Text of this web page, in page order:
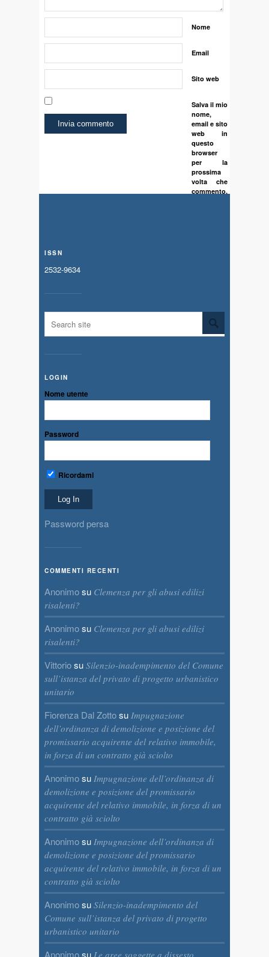
Nome
Email
Sito web
Salva il mio
nome,
email e sito
web in
questo
browser
per la
prossima
volta che
commento.
ISSN
2532-9634
LOGIN
Nome utente
Password
Ricordami
Password persa
COMMENTI RECENTI
Anonimosu Clemenza per gli abusi edilizi
risalenti?
Anonimosu Clemenza per gli abusi edilizi
risalenti?
Vittoriosu Silenzio-inadempimento del Comune
sull’istanza del privato di progetto urbanistico
unitario
Fiorenza Dal Zottosu Impugnazione
dell’ordinanza di demolizione e posizione del
promissario acquirente del relativo immobile,
in forza di un contratto già sciolto
Anonimosu Impugnazione dell’ordinanza di
demolizione e posizione del promissario
acquirente del relativo immobile, in forza di un
contratto già sciolto
Anonimosu Impugnazione dell’ordinanza di
demolizione e posizione del promissario
acquirente del relativo immobile, in forza di un
contratto già sciolto
Anonimosu Silenzio-inadempimento del
Comune sull’istanza del privato di progetto
urbanistico unitario
Anonimosu